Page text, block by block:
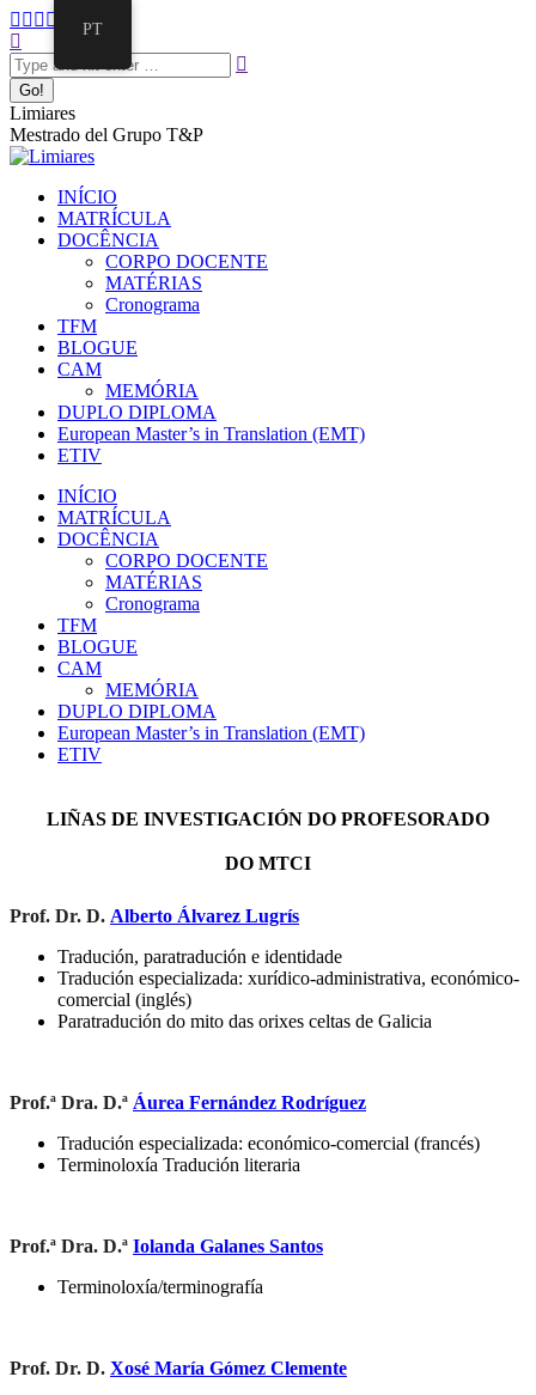
Limiares
Mestrado del Grupo T&P
INÍCIO
MATRÍCULA
DOCÊNCIA
CORPO DOCENTE
MATÉRIAS
Cronograma
TFM
BLOGUE
CAM
MEMÓRIA
DUPLO DIPLOMA
European Master’s in Translation (EMT)
ETIV
INÍCIO
MATRÍCULA
DOCÊNCIA
CORPO DOCENTE
MATÉRIAS
Cronograma
TFM
BLOGUE
CAM
MEMÓRIA
DUPLO DIPLOMA
European Master’s in Translation (EMT)
ETIV
LIÑAS DE INVESTIGACIÓN DO PROFESORADO
DO MTCI
Prof. Dr. D. Alberto Álvarez Lugrís
Tradución, paratradución e identidade
Tradución especializada: xurídico-administrativa, económico-
comercial (inglés)
Paratradución do mito das orixes celtas de Galicia
Prof.ª Dra. D.ª Áurea Fernández Rodríguez
Tradución especializada: económico-comercial (francés)
Terminoloxía Tradución literaria
Prof.ª Dra. D.ª Iolanda Galanes Santos
Terminoloxía/terminografía
Prof. Dr. D. Xosé María Gómez Clemente
PT